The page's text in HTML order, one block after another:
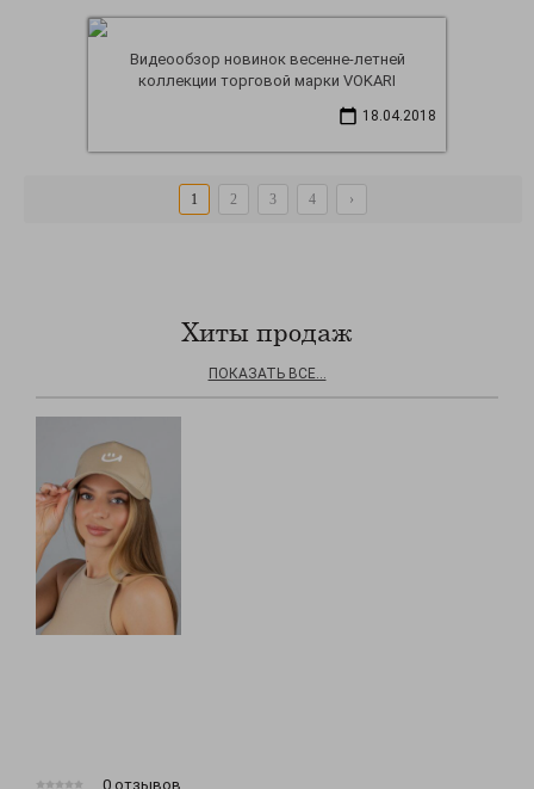
Видеообзор новинок весенне-летней
коллекции торговой марки VOKARI
18.04.2018
1 2 3 4 ›
Хиты продаж
ПОКАЗАТЬ ВСЕ...
0 отзывов